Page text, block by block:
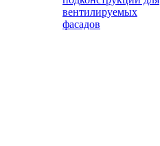
вентилируемых
фасадов